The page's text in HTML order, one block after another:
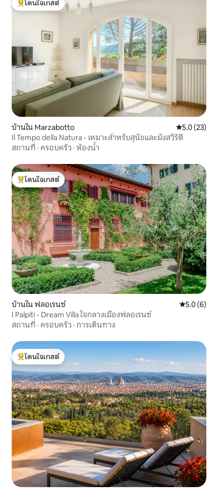
โดนใจเกสต์ที่สุด
โดนใจเกสต์
บ้านใน Marzabotto คะแนนเฉลี่ย
5.0 (23)
Il Tempo della Natura - เหมาะสำหรับสุนัขและมังสวิรัติ
สถานที่ · ครอบครัว · ห้องน้ำ
โดนใจเกสต์ที่สุด
โดนใจเกสต์
บ้านใน ฟลอเรนซ์ คะแนนเฉลี่
5.0 (6)
I Palpiti - Dream Villa ใจกลางเมืองฟลอเรนซ์
สถานที่ · ครอบครัว · การเดินทาง
โดนใจเกสต์ที่สุด
โดนใจเกสต์